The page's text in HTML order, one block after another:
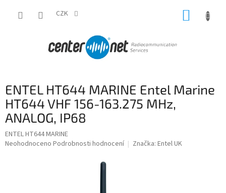
CZK
ENTEL HT644 MARINE Entel Marine
HT644 VHF 156-163.275 MHz,
ANALOG, IP68
ENTEL HT644 MARINE
Průměrné
Neohodnoceno Podrobnosti hodnocení Značka: Entel UK